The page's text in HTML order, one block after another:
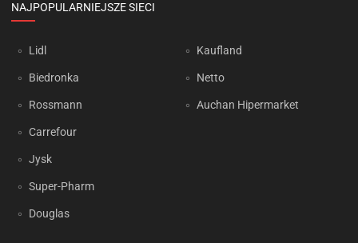
NAJPOPULARNIEJSZE SIECI
Lidl
Biedronka
Rossmann
Carrefour
Jysk
Super-Pharm
Douglas
Kaufland
Netto
Auchan Hipermarket